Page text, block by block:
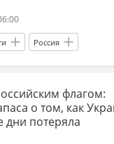
Россия
Ростислав Ищенко
население СМИ
детали пропаганда
флагом:
о том, как
дни потеряла